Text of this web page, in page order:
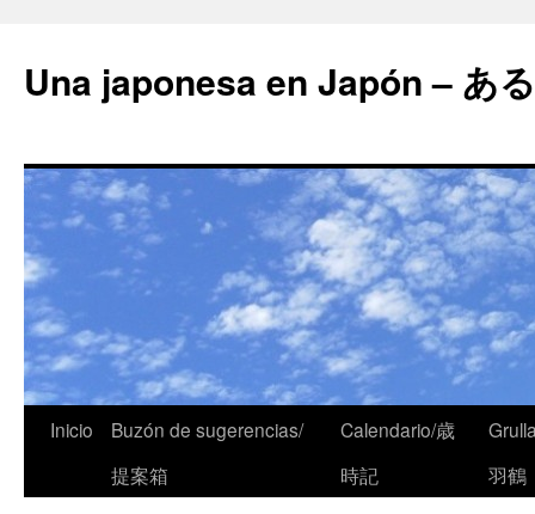
Una japonesa en Japón – あ
Inicio
Buzón de sugerencias/
提案箱
Calendario/歳
時記
羽鶴